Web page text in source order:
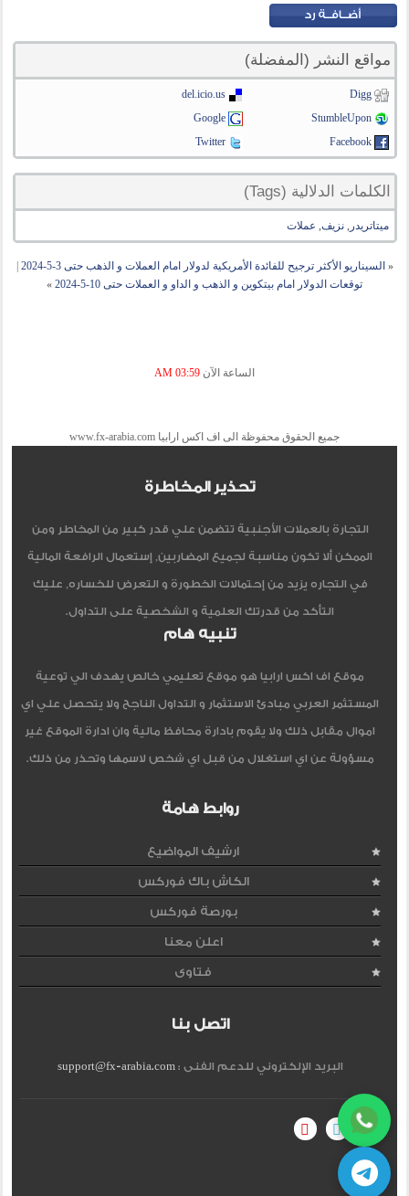
مواقع النشر (المفضلة)
Digg
del.icio.us
StumbleUpon
Google
Facebook
Twitter
الكلمات الدلالية (Tags)
ميتاتريدر ,نزيف, عملات
« السيناريو الأكثر ترجيح للفائدة الأمريكية لدولار امام العملات و الذهب حتى 3-5-2024
توقعات الدولار امام بيتكوين و الذهب و الداو و العملات حتى 10-5-2024
»
الساعة الآن 03:59 AM
جميع الحقوق محفوظة الى اف اكس ارابيا www.fx-arabia.com
تحذير المخاطرة
التجارة بالعملات الأجنبية تتضمن علي قدر كبير من المخاطر ومن
الممكن ألا تكون مناسبة لجميع المضاربين, إستعمال الرافعة المالية
في التجاره يزيد من إحتمالات الخطورة و التعرض للخساره, عليك
التأكد من قدرتك العلمية و الشخصية على التداول.
تنبيه هام
موقع اف اكس ارابيا هو موقع تعليمي خالص يهدف الي توعية
المستثمر العربي مبادئ الاستثمار و التداول الناجح ولا يتحصل علي اي
اموال مقابل ذلك ولا يقوم بادارة محافظ مالية وان ادارة الموقع غير
مسؤولة عن اي استغلال من قبل اي شخص لاسمها وتحذر من ذلك.
روابط هامة
ارشيف المواضيع
الكاش باك فوركس
بورصة فوركس
اعلن معنا
فتاوى
اتصل بنا
البريد الإلكتروني للدعم الفنى :support@fx-arabia.com